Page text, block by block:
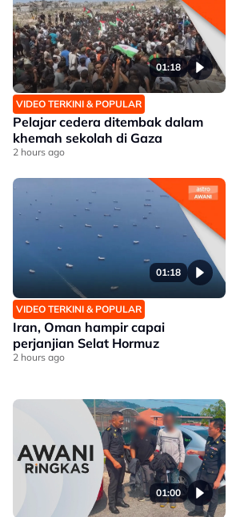
01:18
VIDEO TERKINI & POPULAR
Pelajar cedera ditembak dalam
khemah sekolah di Gaza
2 hours ago
01:18
VIDEO TERKINI & POPULAR
Iran, Oman hampir capai
perjanjian Selat Hormuz
2 hours ago
01:00